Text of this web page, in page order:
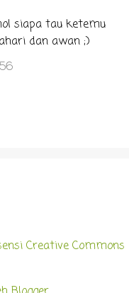
siapa tau ketemu
dan awan ;)
Creative Commons